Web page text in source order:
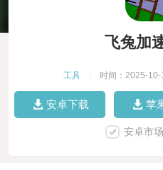
飞兔加
工具 时间：2025-10-
安卓下载 苹
安卓市